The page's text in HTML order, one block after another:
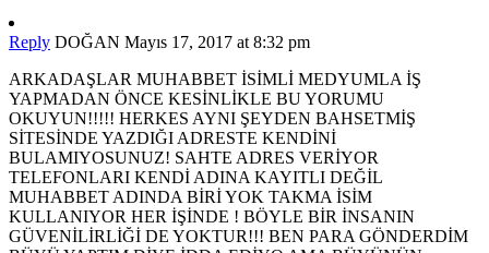
Reply DOĞAN Mayıs 17, 2017 at 8:32 pm
ARKADAŞLAR MUHABBET İSİMLİ MEDYUMLA İŞ
YAPMADAN ÖNCE KESİNLİKLE BU YORUMU
OKUYUN!!!!! HERKES AYNI ŞEYDEN BAHSETMİŞ
SİTESİNDE YAZDIĞI ADRESTE KENDİNİ
BULAMIYOSUNUZ! SAHTE ADRES VERİYOR
TELEFONLARI KENDİ ADINA KAYITLI DEĞİL
MUHABBET ADINDA BİRİ YOK TAKMA İSİM
KULLANIYOR HER İŞİNDE ! BÖYLE BİR İNSANIN
GÜVENİLİRLİĞİ DE YOKTUR!!! BEN PARA GÖNDERDİM